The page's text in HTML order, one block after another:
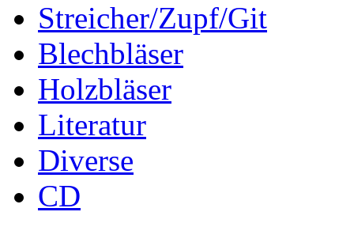
Streicher/Zupf/Git
Blechbläser
Holzbläser
Literatur
Diverse
CD